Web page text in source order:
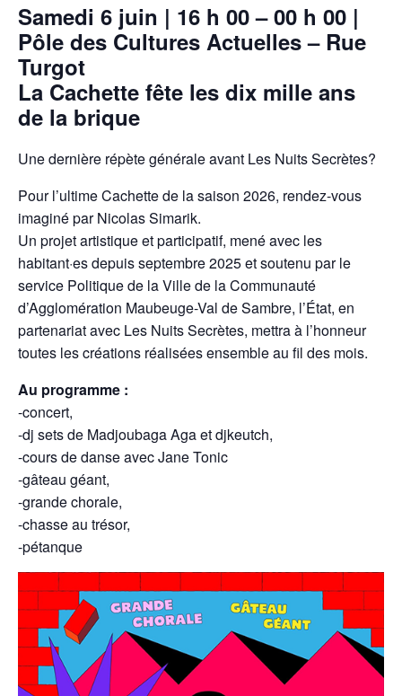
Samedi 6 juin | 16 h 00 – 00 h 00 |
Pôle des Cultures Actuelles – Rue
Turgot
La Cachette fête les dix mille ans
de la brique
Une dernière répète générale avant Les Nuits Secrètes?
Pour l’ultime Cachette de la saison 2026, rendez-vous
imaginé par Nicolas Simarik.
Un projet artistique et participatif, mené avec les
habitant·es depuis septembre 2025 et soutenu par le
service Politique de la Ville de la Communauté
d’Agglomération Maubeuge-Val de Sambre, l’État, en
partenariat avec Les Nuits Secrètes, mettra à l’honneur
toutes les créations réalisées ensemble au fil des mois.
Au programme :
-concert,
-dj sets de Madjoubaga Aga et djkeutch,
-cours de danse avec Jane Tonic
-gâteau géant,
-grande chorale,
-chasse au trésor,
-pétanque